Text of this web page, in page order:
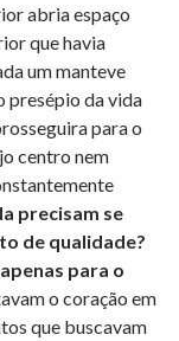
abria espaço
que havia
um manteve
presépio da vida
para o
centro nem
precisam se
de qualidade?
para o
o coração em
que buscavam